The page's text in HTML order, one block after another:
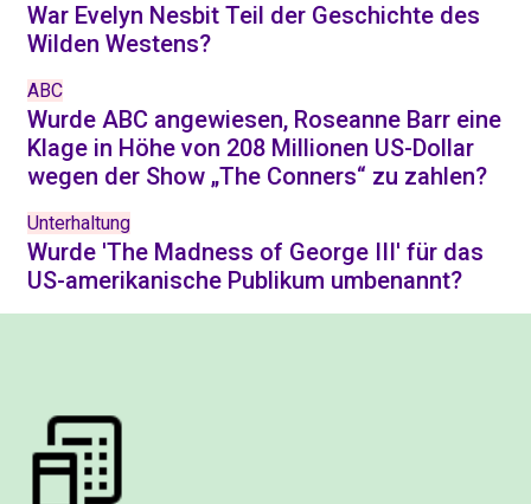
War Evelyn Nesbit Teil der Geschichte des
Wilden Westens?
ABC
Wurde ABC angewiesen, Roseanne Barr eine
Klage in Höhe von 208 Millionen US-Dollar
wegen der Show „The Conners“ zu zahlen?
Unterhaltung
Wurde 'The Madness of George III' für das
US-amerikanische Publikum umbenannt?